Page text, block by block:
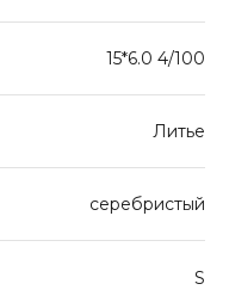
15*6.0 4/100
Литье
серебристый
S